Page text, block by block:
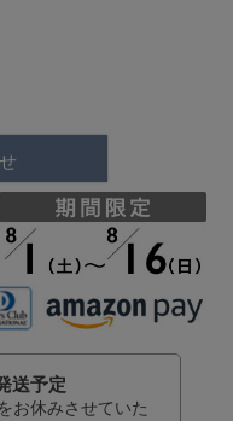
送予定
お休みさせていた